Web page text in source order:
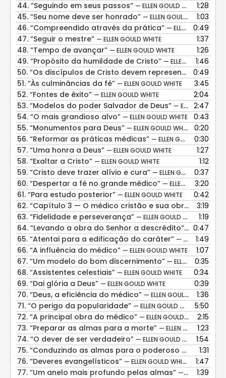
44. “Seguindo em seus passos” — ELLEN GOULD WHITE
1:28
45. “Seu nome deve ser honrado” — ELLEN GOULD WHITE
1:03
46. “Compreendido através da prática” — ELLEN GOULD WHITE
0:49
47. “Seguir o mestre” — ELLEN GOULD WHITE
1:37
48. “Tempo de avançar” — ELLEN GOULD WHITE
1:26
49. “Propósito da humildade de Cristo” — ELLEN GOULD WHITE
1:46
50. “Os discípulos de Cristo devem representar seu caráter”
0:49
51. “Às culminâncias da fé” — ELLEN GOULD WHITE
3:45
52. “Fontes de êxito” — ELLEN GOULD WHITE
2:04
53. “Modelos do poder Salvador de Deus” — ELLEN GOULD WHITE
2:47
54. “O mais grandioso alvo” — ELLEN GOULD WHITE
0:43
55. “Monumentos para Deus” — ELLEN GOULD WHITE
0:20
56. “Reformar as práticas médicas” — ELLEN GOULD WHITE
0:30
57. “Uma honra a Deus” — ELLEN GOULD WHITE
1:27
58. “Exaltar a Cristo” — ELLEN GOULD WHITE
1:12
59. “Cristo deve trazer alívio e cura” — ELLEN GOULD WHITE
0:37
60. “Despertar a fé no grande médico” — ELLEN GOULD WHITE
3:20
61. “Para estudo posterior” — ELLEN GOULD WHITE
0:42
62. “Capítulo 3 — O médico cristão e sua obra” — ELLEN
3:19
63. “Fidelidade e perseverança” — ELLEN GOULD WHITE
1:19
64. “Levando a obra do Senhor a descrédito” — ELLEN
0:47
65. “Atentai para a edificação do caráter” — ELLEN GOULD WHITE
1:49
66. “A influência do médico” — ELLEN GOULD WHITE
1:07
67. “Um modelo do bom discernimento” — ELLEN GOULD WHITE
0:35
68. “Assistentes celestiais” — ELLEN GOULD WHITE
0:34
69. “Dai glória a Deus” — ELLEN GOULD WHITE
0:39
70. “Deus, a eficiência do médico” — ELLEN GOULD WHITE
1:36
71. “O perigo da popularidade” — ELLEN GOULD WHITE
5:50
72. “A principal obra do médico” — ELLEN GOULD WHITE
2:15
73. “Preparar as almas para a morte” — ELLEN GOULD WHITE
1:23
74. “O dever de ser verdadeiro” — ELLEN GOULD WHITE
1:54
75. “Conduzindo as almas para o poderoso restaurador”
1:31
76. “Deveres evangelísticos” — ELLEN GOULD WHITE
1:47
77. “Um anelo mais profundo pelas almas” — ELLEN GOULD WHITE
1:39